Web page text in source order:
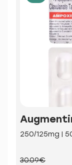
250/125mg |
30.09€